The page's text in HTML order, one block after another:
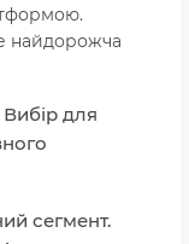
найдорожча
для
сегмент.